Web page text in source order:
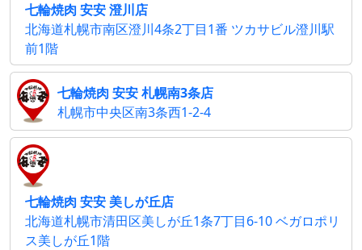
七輪焼肉 安安 澄川店
北海道札幌市南区澄川4条2丁目1番 ツカサビル澄川駅
前1階
七輪焼肉 安安 札幌南3条店
札幌市中央区南3条西1-2-4
七輪焼肉 安安 美しが丘店
北海道札幌市清田区美しが丘1条7丁目6-10 ベガロポリ
ス美しが丘1階